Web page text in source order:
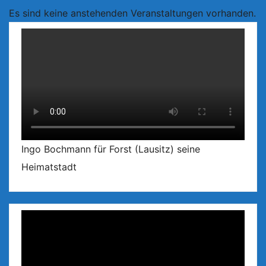
Es sind keine anstehenden Veranstaltungen vorhanden.
Ingo Bochmann für Forst (Lausitz) seine
Heimatstadt